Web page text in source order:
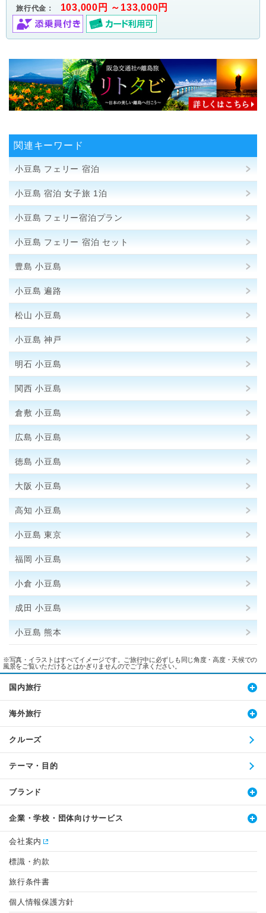
旅行代金： 103,000円 ～133,000円
関連キーワード
小豆島 フェリー 宿泊
小豆島 宿泊 女子旅 1泊
小豆島 フェリー宿泊プラン
小豆島 フェリー 宿泊 セット
豊島 小豆島
小豆島 遍路
松山 小豆島
小豆島 神戸
明石 小豆島
関西 小豆島
倉敷 小豆島
広島 小豆島
徳島 小豆島
大阪 小豆島
高知 小豆島
小豆島 東京
福岡 小豆島
小倉 小豆島
成田 小豆島
小豆島 熊本
※写真・イラストはすべてイメージです。ご旅行中に必ずしも同じ角度・高度・天候での
風景をご覧いただけるとはかぎりませんのでご了承ください。
国内旅行
海外旅行
クルーズ
テーマ・目的
ブランド
企業・学校・団体向けサービス
会社案内
標識・約款
旅行条件書
個人情報保護方針